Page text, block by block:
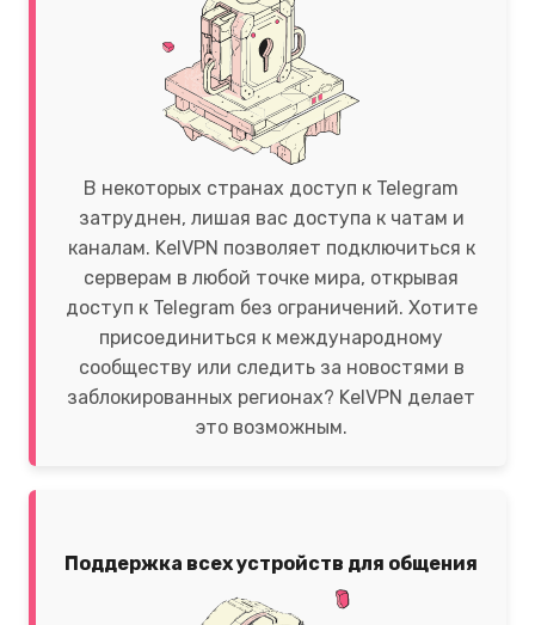
В некоторых странах доступ к Telegram
затруднен, лишая вас доступа к чатам и
каналам. KelVPN позволяет подключиться к
серверам в любой точке мира, открывая
доступ к Telegram без ограничений. Хотите
присоединиться к международному
сообществу или следить за новостями в
заблокированных регионах? KelVPN делает
это возможным.
Поддержка всех устройств для общения